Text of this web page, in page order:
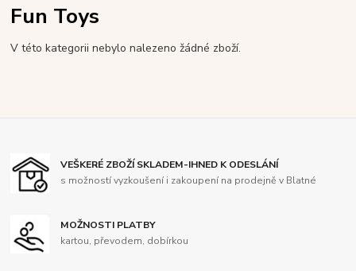
Fun Toys
V této kategorii nebylo nalezeno žádné zboží.
VEŠKERÉ ZBOŽÍ SKLADEM-IHNED K ODESLÁNÍ
s možností vyzkoušení i zakoupení na prodejně v Blatné
MOŽNOSTI PLATBY
kartou, převodem, dobírkou